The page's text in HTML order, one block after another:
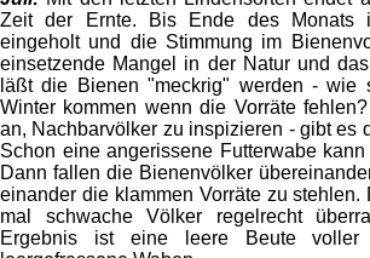
Zeit der Ernte. Bis Ende des Monats
eingeholt und die Stimmung im
einsetzende Mangel in der Natur und
läßt die Bienen "meckrig" werden - wie
Winter kommen wenn die Vorräte
an, Nachbarvölker zu inspizieren - gibt es
Schon eine angerissene Futterwabe
Dann fallen die Bienenvölker
einander die klammen Vorräte zu stehlen.
mal schwache Völker regelrecht
Ergebnis ist eine leere Beute voller